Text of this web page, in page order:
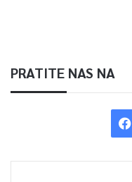
PRATITE NAS NA